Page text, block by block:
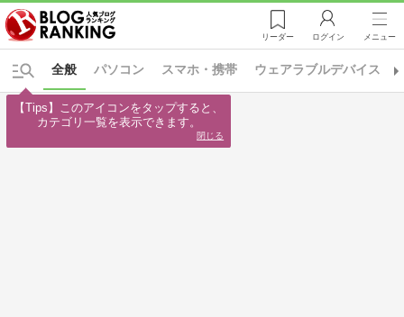
リーダー ログイン メニュー
パソコン スマホ・携帯 ウェアラブルデバイス
全般
【Tips】このアイコンをタップすると、
カテゴリ一覧を表示できます。
閉じる